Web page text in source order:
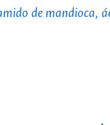
de mandioca,